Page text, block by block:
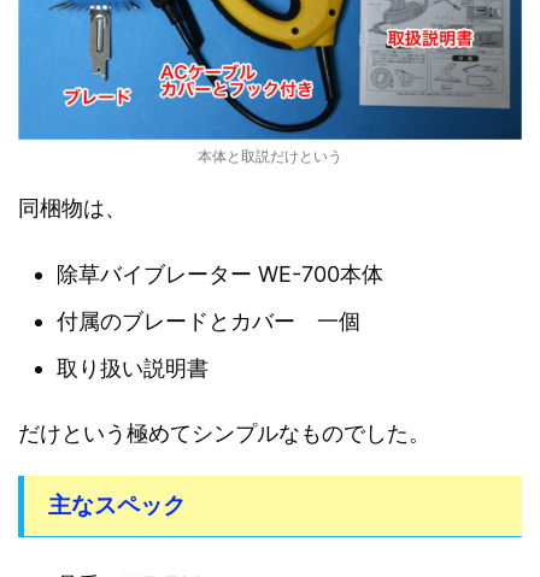
本体と取説だけという
同梱物は、
除草バイブレーター WE-700本体
付属のブレードとカバー 一個
取り扱い説明書
だけという極めてシンプルなものでした。
主なスペック